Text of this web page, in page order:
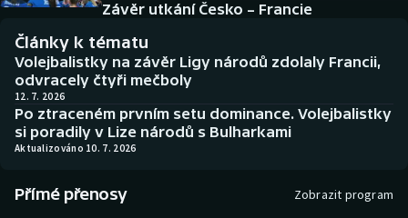
Baseball a softbal
Basketbal
Biatlon
Boby a skeleton
Box
Soutěže
Historické návraty
Aplikace ČT sport
AZ kvíz
Závěr utkání Česko – Francie
Články k tématu
Volejbalistky na závěr Ligy národů zdolaly Francii,
odvracely čtyři mečboly
12. 7. 2026
Po ztraceném prvním setu dominance. Volejbalistky
si poradily v Lize národů s Bulharkami
Aktualizováno 10. 7. 2026
Přímé přenosy Zobrazit program